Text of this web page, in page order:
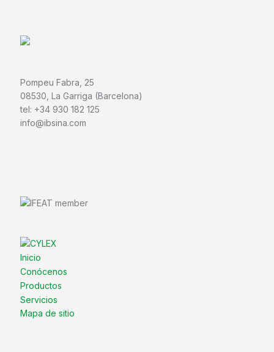
Pompeu Fabra, 25
08530, La Garriga (Barcelona)
tel: +34 930 182 125
info@ibsina.com
Inicio
Conócenos
Productos
Servicios
Mapa de sitio